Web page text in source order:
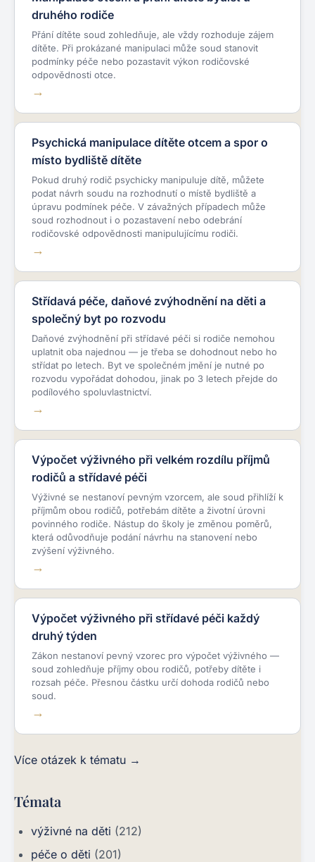
druhého rodiče
Přání dítěte soud zohledňuje, ale vždy rozhoduje zájem
dítěte. Při prokázané manipulaci může soud stanovit
podmínky péče nebo pozastavit výkon rodičovské
odpovědnosti otce.
Psychická manipulace dítěte otcem a spor o
místo bydliště dítěte
Pokud druhý rodič psychicky manipuluje dítě, můžete
podat návrh soudu na rozhodnutí o místě bydliště a
úpravu podmínek péče. V závažných případech může
soud rozhodnout i o pozastavení nebo odebrání
rodičovské odpovědnosti manipulujícímu rodiči.
Střídavá péče, daňové zvýhodnění na děti a
společný byt po rozvodu
Daňové zvýhodnění při střídavé péči si rodiče nemohou
uplatnit oba najednou — je třeba se dohodnout nebo ho
střídat po letech. Byt ve společném jmění je nutné po
rozvodu vypořádat dohodou, jinak po 3 letech přejde do
podílového spoluvlastnictví.
Výpočet výživného při velkém rozdílu příjmů
rodičů a střídavé péči
Výživné se nestanoví pevným vzorcem, ale soud přihlíží k
příjmům obou rodičů, potřebám dítěte a životní úrovni
povinného rodiče. Nástup do školy je změnou poměrů,
která odůvodňuje podání návrhu na stanovení nebo
zvýšení výživného.
Výpočet výživného při střídavé péči každý
druhý týden
Zákon nestanoví pevný vzorec pro výpočet výživného —
soud zohledňuje příjmy obou rodičů, potřeby dítěte i
rozsah péče. Přesnou částku určí dohoda rodičů nebo
soud.
Více otázek k tématu →
Témata
výživné na děti (212)
péče o děti (201)